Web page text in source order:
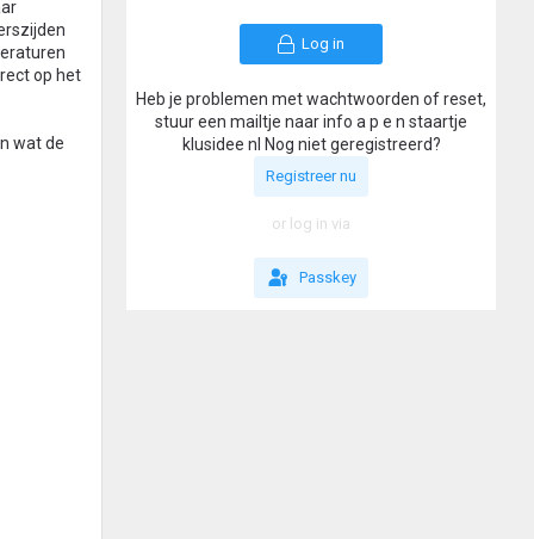
op het
wat de
Log in
Heb je problemen met wachtwoorden of reset,
stuur een mailtje naar info a p e n staartje
klusidee nl Nog niet geregistreerd?
Registreer nu
or log in via
Passkey